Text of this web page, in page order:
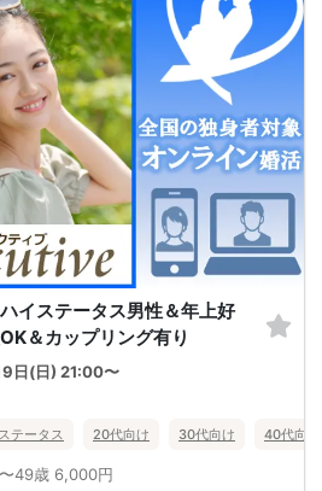
イステータス男性＆年上好
＆カップリング有り
9日(日) 21:00〜
テータス 20代向け 30代向け 40代向け
49歳 6,000円